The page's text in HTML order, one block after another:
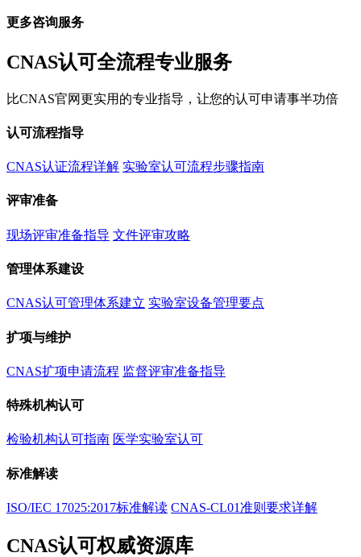
更多咨询服务
CNAS认可全流程专业服务
比CNAS官网更实用的专业指导，让您的认可申请事半功倍
认可流程指导
CNAS认证流程详解 实验室认可流程步骤指南
评审准备
现场评审准备指导 文件评审攻略
管理体系建设
CNAS认可管理体系建立 实验室设备管理要点
扩项与维护
CNAS扩项申请流程 监督评审准备指导
特殊机构认可
检验机构认可指南 医学实验室认可
标准解读
ISO/IEC 17025:2017标准解读 CNAS-CL01准则要求详解
CNAS认可权威资源库